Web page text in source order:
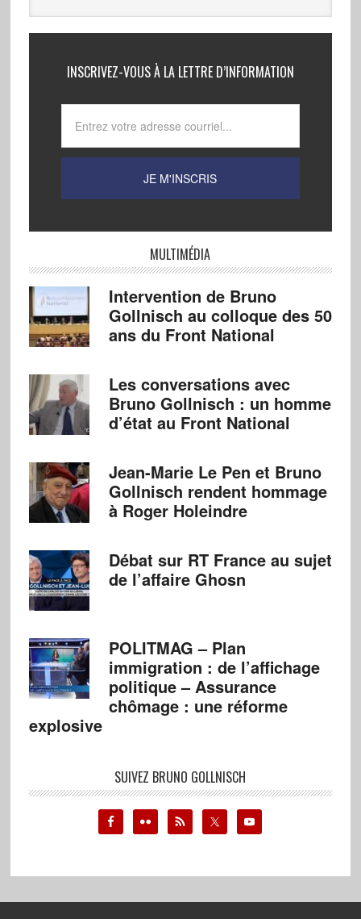
INSCRIVEZ-VOUS À LA LETTRE D’INFORMATION
MULTIMÉDIA
Intervention de Bruno
Gollnisch au colloque des 50
ans du Front National
Les conversations avec
Bruno Gollnisch : un homme
d’état au Front National
Jean-Marie Le Pen et Bruno
Gollnisch rendent hommage
à Roger Holeindre
Débat sur RT France au sujet
de l’affaire Ghosn
POLITMAG – Plan
immigration : de l’affichage
politique – Assurance
chômage : une réforme
explosive
SUIVEZ BRUNO GOLLNISCH